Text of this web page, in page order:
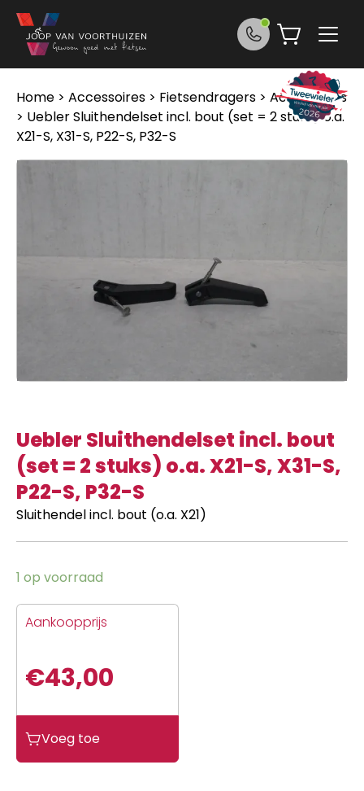
Ga naar de inhoud
Home > Accessoires > Fietsendragers > Accessoires
> Uebler Sluithendelset incl. bout (set = 2 stuks) o.a.
X21-S, X31-S, P22-S, P32-S
Uebler Sluithendelset incl. bout
(set = 2 stuks) o.a. X21-S, X31-S,
P22-S, P32-S
Sluithendel incl. bout (o.a. X21)
1 op voorraad
Aankoopprijs
€43,00
Sluithendelset
incl.
Voeg toe